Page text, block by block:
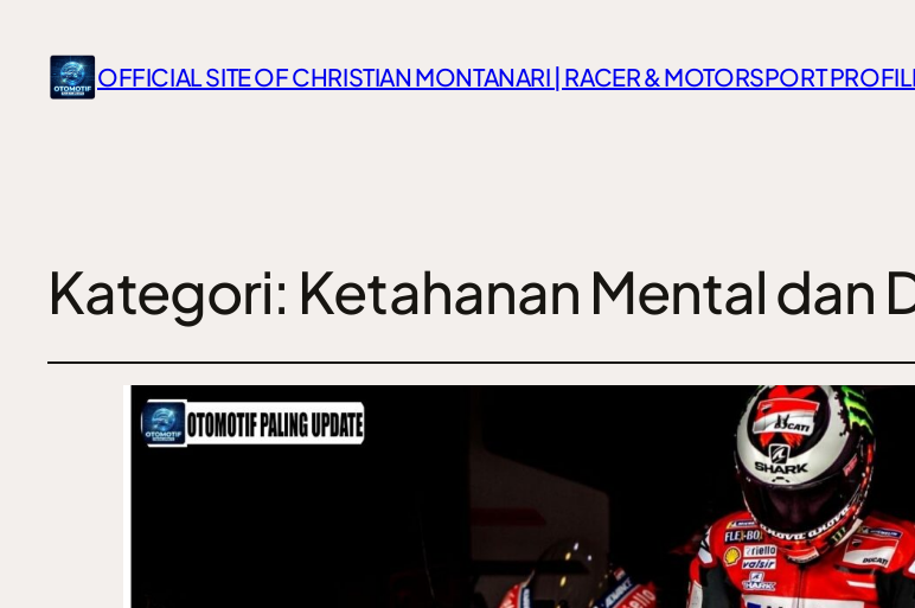
OFFICIAL SITE OF CHRISTIAN MONTANARI | RACER & MOTORSPORT
Kategori: Ketahanan Mental dan